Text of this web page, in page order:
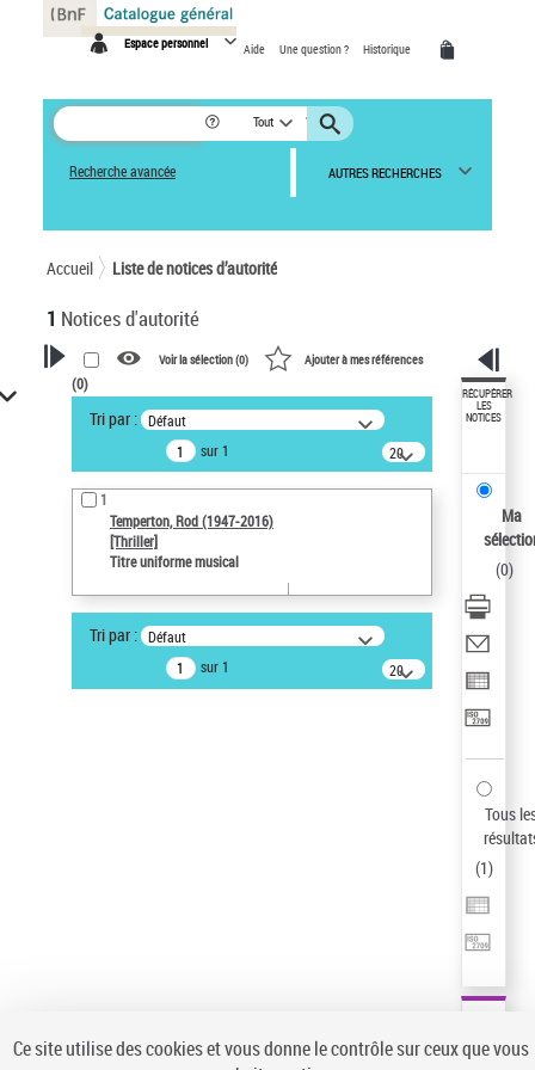
Espace personnel Aide Une question ? Historique
Tout
Recherche avancée AUTRES RECHERCHES
Accueil Liste de notices d’autorité
1 Notices d'autorité
VOTRE RECHERCHE
Recherche avancée dans les
notices d’autorité
Œuvres liées à l'auteur :
Temperton, Rod (1947-2016)
Type de notice d'autorité
Voir la sélection (0) Ajouter à mes références
(0)
Tri par : Défaut
sur 1
20
résultats/page
1
Temperton, Rod (1947-2016)
[Thriller]
Titre uniforme musical
Tri par : Défaut
sur 1
20
résultats/page
RÉCUPÉRER
LES
NOTICES
Ma
(0)
Tous
(1)
Panneau de gestion des cookies
Ce site utilise des cookies et vous donne le contrôle sur ceux que vous